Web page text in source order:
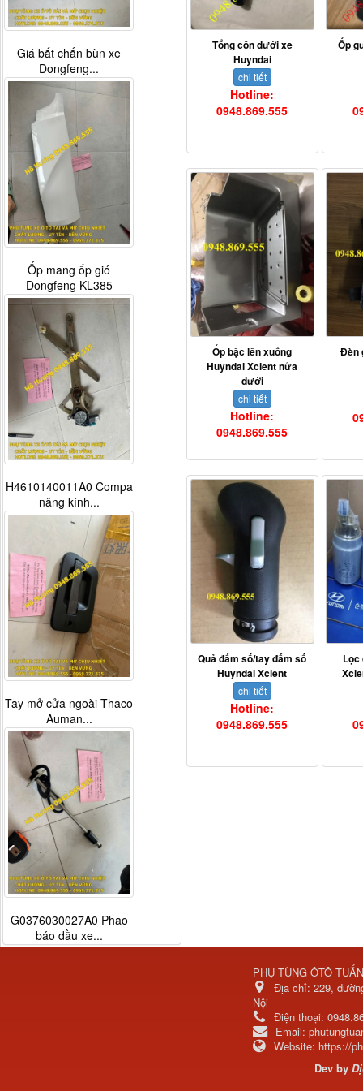
Tổng côn dưới xe
Huyndai
chi tiết
Hotline:
0948.869.555
Ốp
Ốp bậc lên xuống
Huyndai Xcient nửa
dưới
chi tiết
Hotline:
0948.869.555
Đèn
Quả đấm số/tay đấm số
Huyndai Xcient
chi tiết
Hotline:
0948.869.555
Lọc
Giá bắt chắn bùn xe
Dongfeng...
Ốp mang ốp gió
Dongfeng KL385
H4610140011A0 Compa
nâng kính...
Tay mở cửa ngoài Thaco
Auman...
G0376030027A0 Phao
báo dầu xe...
PHỤ TÙNG ÔTÔ
Địa chỉ: 229,
Nội
Điện thoại:
Email:
Website: https://
Dev by